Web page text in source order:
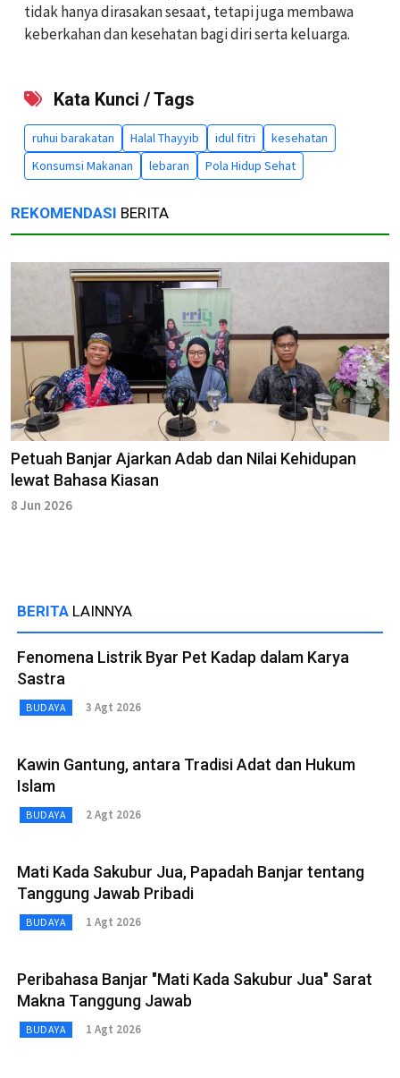
tidak hanya dirasakan sesaat, tetapi juga membawa
keberkahan dan kesehatan bagi diri serta keluarga.
Kata Kunci / Tags
ruhui barakatan Halal Thayyib idul fitri
kesehatan
Konsumsi Makanan
lebaran Pola Hidup Sehat
REKOMENDASI BERITA
Petuah Banjar Ajarkan Adab dan Nilai Kehidupan
lewat Bahasa Kiasan
8 Jun 2026
BERITA LAINNYA
Fenomena Listrik Byar Pet Kadap dalam Karya
Sastra
BUDAYA 3 Agt 2026
Kawin Gantung, antara Tradisi Adat dan Hukum
Islam
BUDAYA 2 Agt 2026
Mati Kada Sakubur Jua, Papadah Banjar tentang
Tanggung Jawab Pribadi
BUDAYA 1 Agt 2026
Peribahasa Banjar "Mati Kada Sakubur Jua" Sarat
Makna Tanggung Jawab
BUDAYA 1 Agt 2026